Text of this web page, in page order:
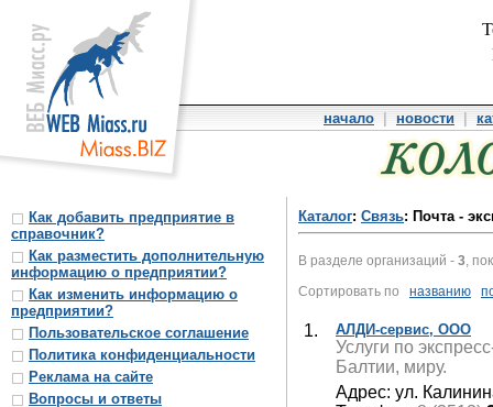
начало новости
Как добавить предприятие в
справочник?
Как разместить дополнительную
информацию о предприятии?
Как изменить информацию о
предприятии?
Пользовательское соглашение
Политика конфиденциальности
Реклама на сайте
Вопросы и ответы
Каталог: Связь: Почта -
В разделе организаций - 3 ,
Сортировать по названию
1. АЛДИ-сервис, ООО
Услуги по
Балтии, миру.
Адрес: ул.